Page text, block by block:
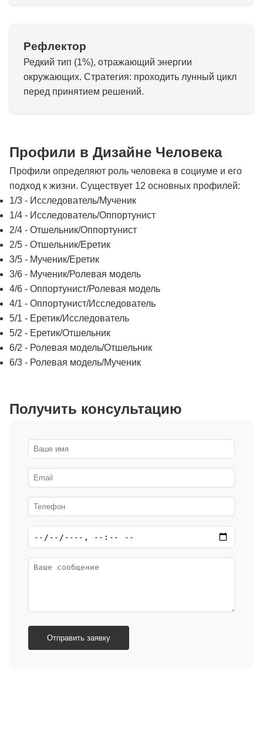
Рефлектор
Редкий тип (1%), отражающий энергии
окружающих. Стратегия: проходить лунный цикл
перед принятием решений.
Профили в Дизайне Человека
Профили определяют роль человека в социуме и его
подход к жизни. Существует 12 основных профилей:
1/3 - Исследователь/Мученик
1/4 - Исследователь/Оппортунист
2/4 - Отшельник/Оппортунист
2/5 - Отшельник/Еретик
3/5 - Мученик/Еретик
3/6 - Мученик/Ролевая модель
4/6 - Оппортунист/Ролевая модель
4/1 - Оппортунист/Исследователь
5/1 - Еретик/Исследователь
5/2 - Еретик/Отшельник
6/2 - Ролевая модель/Отшельник
6/3 - Ролевая модель/Мученик
Получить консультацию
Отправить заявку